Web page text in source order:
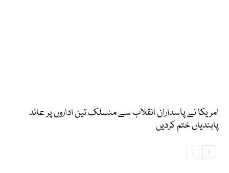
امریکا نے پاسداران انقلاب سے منسلک تین اداروں پر عائد
پابندیاں ختم کردیں